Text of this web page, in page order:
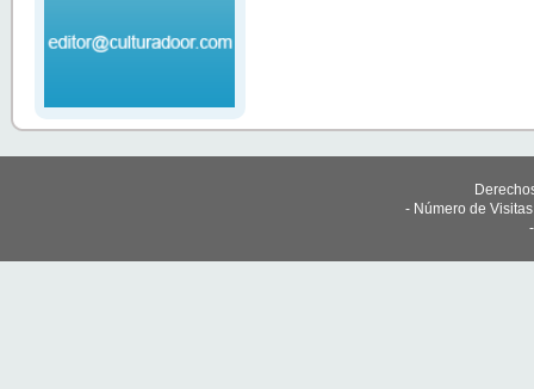
- Número de